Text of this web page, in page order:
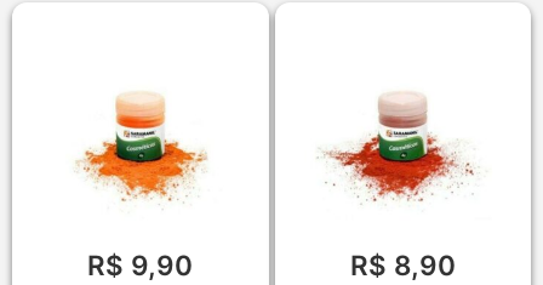
R$ 9,90 R$ 8,90